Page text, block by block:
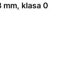
mm, klasa 0